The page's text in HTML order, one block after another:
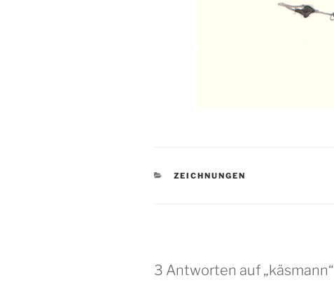
KATEGORIEN
ZEICHNUNGEN
3 Antworten auf „käsmann“